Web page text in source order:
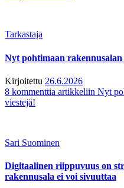
Tarkastaja
Nyt pohtimaan rakennusalan
Kirjoitettu 26.6.2026
8 kommenttia artikkeliin Nyt
viestejä!
Sari Suominen
Digitaalinen riippuvuus on
rakennusala ei voi sivuuttaa